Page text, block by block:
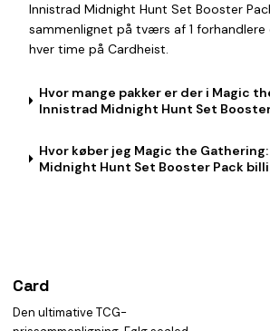
Innistrad Midnight Hunt Set Booster
sammenlignet på tværs af 1
hver time på Cardheist.
Hvor mange pakker er der i Magic
Innistrad Midnight Hunt Set
Hvor køber jeg Magic the
Midnight Hunt Set Booster Pack
Card
Den ultimative TCG-